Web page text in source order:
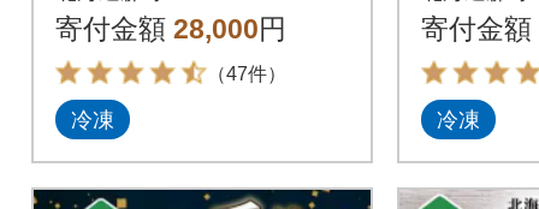
寄付金額 28,000円
（47件）
冷凍
寄付金額
冷凍